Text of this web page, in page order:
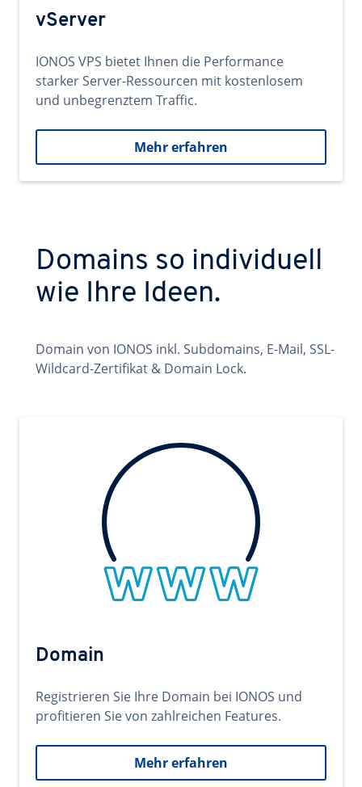
vServer
IONOS VPS bietet Ihnen die Performance
starker Server-Ressourcen mit kostenlosem
und unbegrenztem Traffic.
Mehr erfahren
Domains so individuell
wie Ihre Ideen.
Domain von IONOS inkl. Subdomains, E-Mail, SSL-
Wildcard-Zertifikat & Domain Lock.
Domain
Registrieren Sie Ihre Domain bei IONOS und
profitieren Sie von zahlreichen Features.
Mehr erfahren